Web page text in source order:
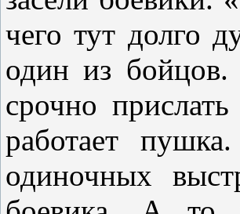
чего тут долго
один из бойцов.
срочно
работает
одиночных